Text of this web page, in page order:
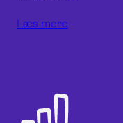
Læs mere